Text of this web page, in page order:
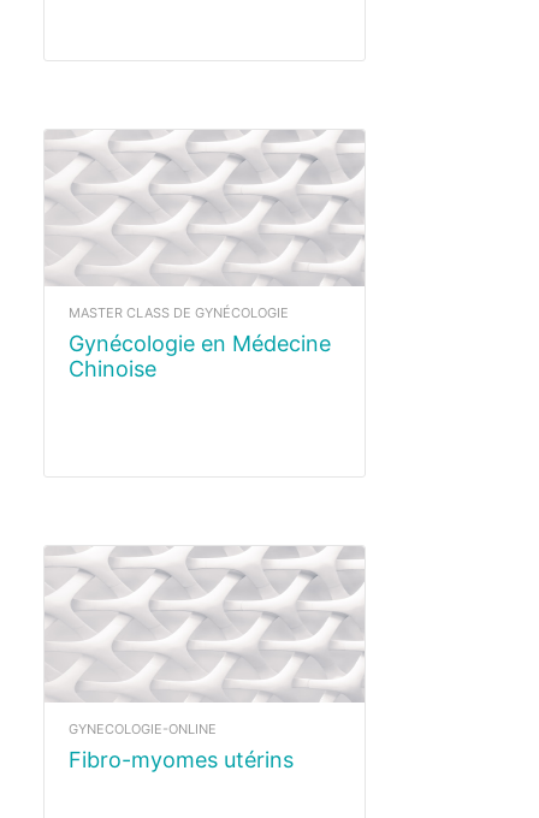
MASTER CLASS DE GYNÉCOLOGIE
Gynécologie en Médecine
Chinoise
GYNECOLOGIE-ONLINE
Fibro-myomes utérins